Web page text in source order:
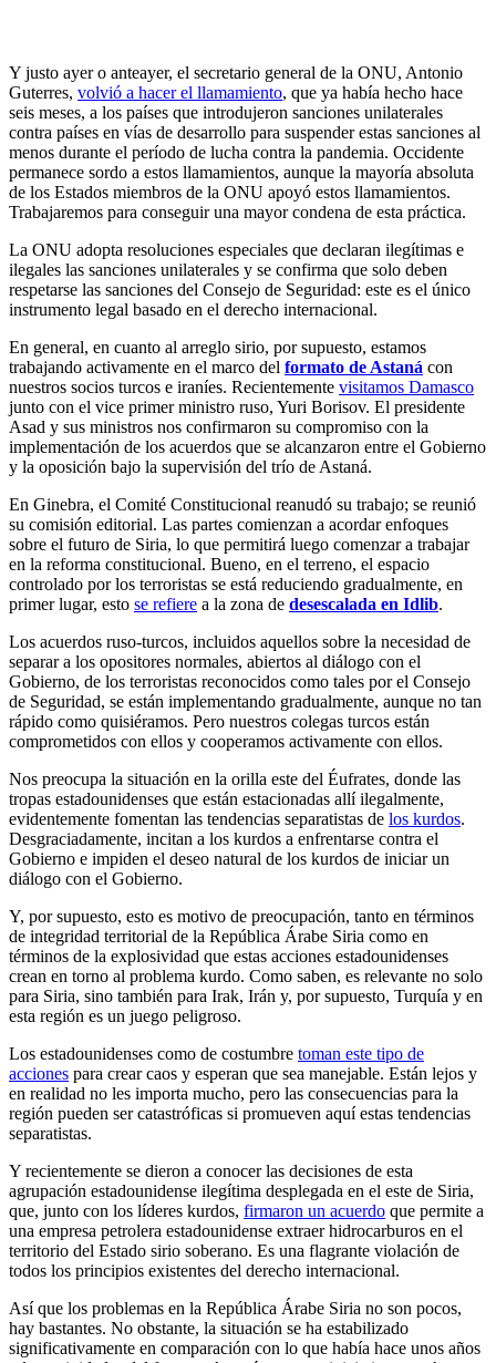
Y justo ayer o anteayer, el secretario general de la ONU, Antonio
Guterres, volvió a hacer el llamamiento, que ya había hecho hace
seis meses, a los países que introdujeron sanciones unilaterales
contra países en vías de desarrollo para suspender estas sanciones al
menos durante el período de lucha contra la pandemia. Occidente
permanece sordo a estos llamamientos, aunque la mayoría absoluta
de los Estados miembros de la ONU apoyó estos llamamientos.
Trabajaremos para conseguir una mayor condena de esta práctica.
La ONU adopta resoluciones especiales que declaran ilegítimas e
ilegales las sanciones unilaterales y se confirma que solo deben
respetarse las sanciones del Consejo de Seguridad: este es el único
instrumento legal basado en el derecho internacional.
En general, en cuanto al arreglo sirio, por supuesto, estamos
trabajando activamente en el marco del formato de Astaná con
nuestros socios turcos e iraníes. Recientemente visitamos Damasco
junto con el vice primer ministro ruso, Yuri Borisov. El presidente
Asad y sus ministros nos confirmaron su compromiso con la
implementación de los acuerdos que se alcanzaron entre el Gobierno
y la oposición bajo la supervisión del trío de Astaná.
En Ginebra, el Comité Constitucional reanudó su trabajo; se reunió
su comisión editorial. Las partes comienzan a acordar enfoques
sobre el futuro de Siria, lo que permitirá luego comenzar a trabajar
en la reforma constitucional. Bueno, en el terreno, el espacio
controlado por los terroristas se está reduciendo gradualmente, en
primer lugar, esto se refiere a la zona de desescalada en Idlib.
Los acuerdos ruso-turcos, incluidos aquellos sobre la necesidad de
separar a los opositores normales, abiertos al diálogo con el
Gobierno, de los terroristas reconocidos como tales por el Consejo
de Seguridad, se están implementando gradualmente, aunque no tan
rápido como quisiéramos. Pero nuestros colegas turcos están
comprometidos con ellos y cooperamos activamente con ellos.
Nos preocupa la situación en la orilla este del Éufrates, donde las
tropas estadounidenses que están estacionadas allí ilegalmente,
evidentemente fomentan las tendencias separatistas de los kurdos.
Desgraciadamente, incitan a los kurdos a enfrentarse contra el
Gobierno e impiden el deseo natural de los kurdos de iniciar un
diálogo con el Gobierno.
Y, por supuesto, esto es motivo de preocupación, tanto en términos
de integridad territorial de la República Árabe Siria como en
términos de la explosividad que estas acciones estadounidenses
crean en torno al problema kurdo. Como saben, es relevante no solo
para Siria, sino también para Irak, Irán y, por supuesto, Turquía y en
esta región es un juego peligroso.
Los estadounidenses como de costumbre toman este tipo de
acciones para crear caos y esperan que sea manejable. Están lejos y
en realidad no les importa mucho, pero las consecuencias para la
región pueden ser catastróficas si promueven aquí estas tendencias
separatistas.
Y recientemente se dieron a conocer las decisiones de esta
agrupación estadounidense ilegítima desplegada en el este de Siria,
que, junto con los líderes kurdos, firmaron un acuerdo que permite a
una empresa petrolera estadounidense extraer hidrocarburos en el
territorio del Estado sirio soberano. Es una flagrante violación de
todos los principios existentes del derecho internacional.
Así que los problemas en la República Árabe Siria no son pocos,
hay bastantes. No obstante, la situación se ha estabilizado
significativamente en comparación con lo que había hace unos años